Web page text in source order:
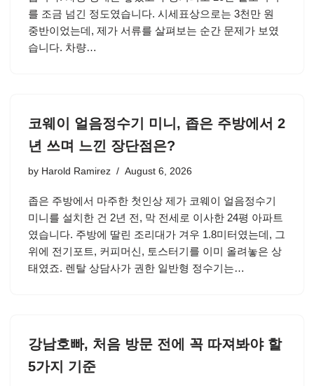
를 조금 넘긴 정도였습니다. 시세표상으로는 3천만 원
중반이었는데, 제가 서류를 살펴보는 순간 문제가 보였
습니다. 차량…
코웨이 얼음정수기 미니, 좁은 주방에서 2
년 쓰며 느낀 장단점은?
by Harold Ramirez August 6, 2026
좁은 주방에서 마주한 첫인상 제가 코웨이 얼음정수기
미니를 설치한 건 2년 전, 막 전세로 이사한 24평 아파트
였습니다. 주방에 딸린 조리대가 겨우 1.8미터였는데, 그
위에 전기포트, 커피머신, 토스터기를 이미 올려놓은 상
태였죠. 렌탈 상담사가 권한 일반형 정수기는…
강남호빠, 처음 방문 전에 꼭 따져봐야 할
5가지 기준